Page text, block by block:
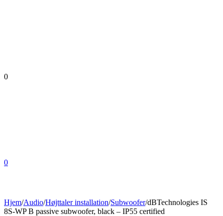
0
0
Hjem/Audio/Højttaler installation/Subwoofer/dBTechnologies IS
8S-WP B passive subwoofer, black – IP55 certified